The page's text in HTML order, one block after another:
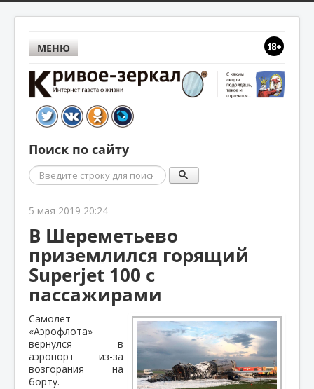
МЕНЮ
Поиск по сайту
Поиск
5 мая 2019 20:24
В Шереметьево
приземлился горящий
Superjet 100 с
пассажирами
Самолет
«Аэрофлота»
вернулся в
аэропорт из-за
возгорания на
борту.